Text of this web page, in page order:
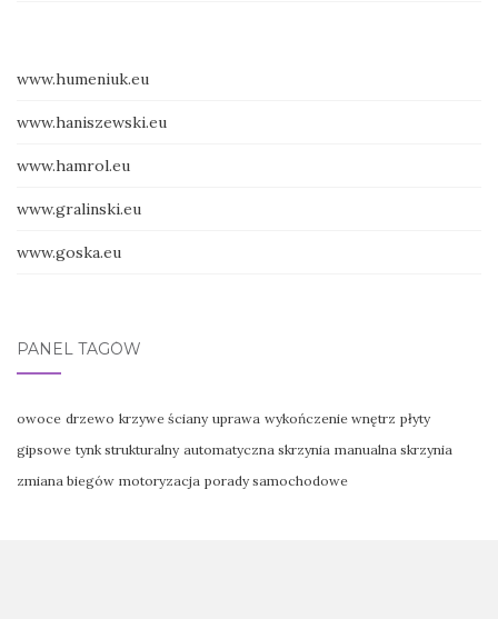
www.humeniuk.eu
www.haniszewski.eu
www.hamrol.eu
www.gralinski.eu
www.goska.eu
PANEL TAGÓW
owoce drzewo krzywe ściany uprawa wykończenie wnętrz płyty
gipsowe tynk strukturalny automatyczna skrzynia manualna skrzynia
zmiana biegów motoryzacja porady samochodowe